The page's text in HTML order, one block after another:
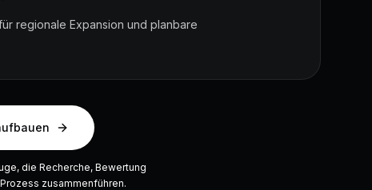
regionale Expansion und planbare
die Recherche, Bewertung
zusammenführen.